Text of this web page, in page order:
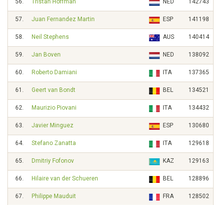
56. Tristan Hoffman NED 142743
57. Juan Fernandez Martin ESP 141198
58. Neil Stephens AUS 140414
59. Jan Boven NED 138092
60. Roberto Damiani ITA 137365
61. Geert van Bondt BEL 134521
62. Maurizio Piovani ITA 134432
63. Javier Minguez ESP 130680
64. Stefano Zanatta ITA 129618
65. Dmitriy Fofonov KAZ 129163
66. Hilaire van der Schueren BEL 128896
67. Philippe Mauduit FRA 128502